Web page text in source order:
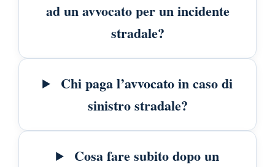
ad un avvocato per un incidente
stradale?
Chi paga l’avvocato in caso di
sinistro stradale?
Cosa fare subito dopo un